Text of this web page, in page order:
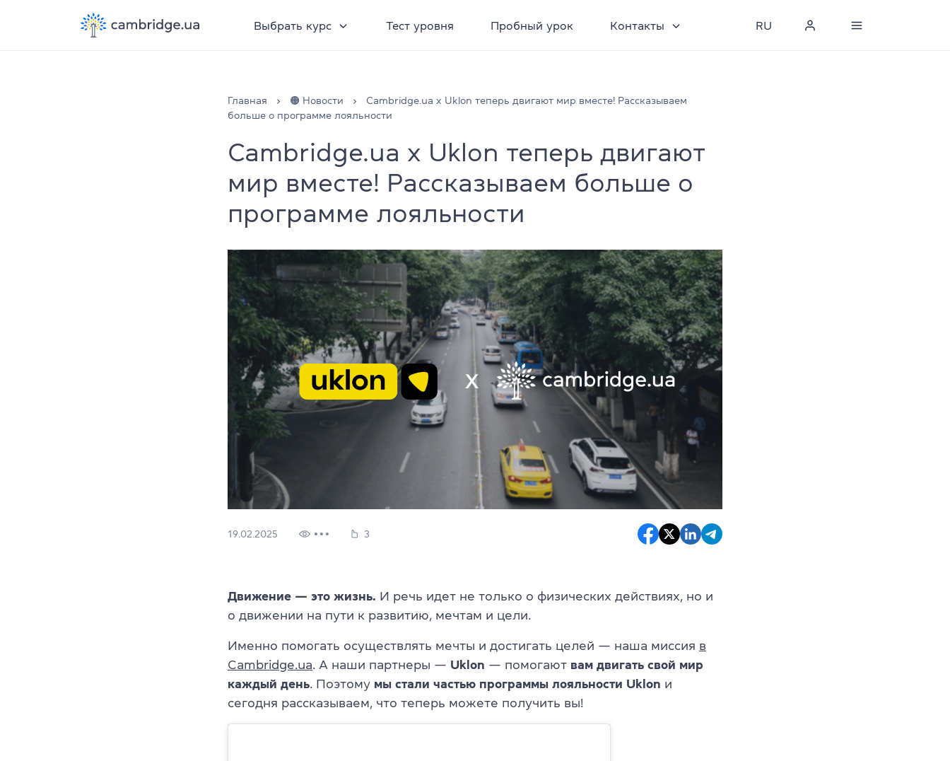
Выбрать курс Тест уровня Пробный урок Контакты RU
Главная 🟠 Новости
Cambridge.ua х Uklon теперь двигают мир вместе! Рассказываем
больше о программе лояльности
Cambridge.ua х Uklon теперь двигают
мир вместе! Рассказываем больше о
программе лояльности
19.02.2025 3
Движение — это жизнь. И речь идет не только о физических действиях, но и
о движении на пути к развитию, мечтам и цели.
Именно помогать осуществлять мечты и достигать целей — наша миссия в
Cambridge.ua. А наши партнеры — Uklon — помогают вам двигать свой мир
каждый день. Поэтому мы стали частью программы лояльности Uklon и
сегодня рассказываем, что теперь можете получить вы!